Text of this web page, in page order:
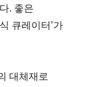
. 좋은
큐레이터’가
대체재로